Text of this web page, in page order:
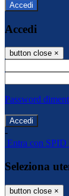
Accedi
Accedi
button close ×
Password
-
Entra con SPID
Seleziona
button close ×